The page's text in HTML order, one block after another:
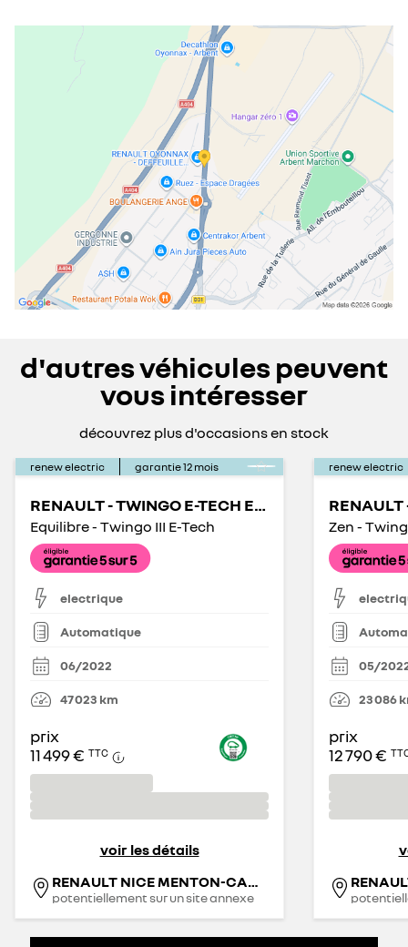
mardi
08:00 - 12:0014:00 - 19:00
mercredi
08:00 - 12:0014:00 - 19:00
08:00 - 12:00
14:00 - 19:00
vendredi
08:00 - 12:00
14:00 - 19:00
samedi
09:00 - 12:00
14:00 - 18:00
fermé
d'autres véhicules peuvent
vous intéresser
découvrez plus d'occasions en stock
renew electric garantie12 mois
RENAULT - TWINGO E-TECH ELECTRIQUE
Equilibre - Twingo III E-Tech
electrique
Automatique
06/2022
47 023 km
prix
11 499 € TTC
voir les détails
RENAULT NICE MENTON-CAGNES SUR MER - RRG
potentiellement sur un site annexe
renew electric
Zen -
05/
23 086
prix
12 790 €